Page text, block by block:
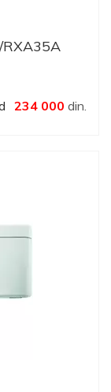
234 000 din.